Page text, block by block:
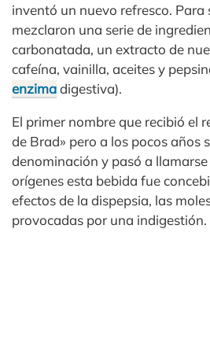
inventó un nuevo refresco. Para
mezclaron una serie de
carbonatada, un extracto de
cafeína, vainilla, aceites y
enzimadigestiva).
El primer nombre que recibió el
de Brad» pero a los pocos años
denominación y pasó a llamarse
orígenes esta bebida fue
efectos de la dispepsia, las
provocadas por una indigestión.